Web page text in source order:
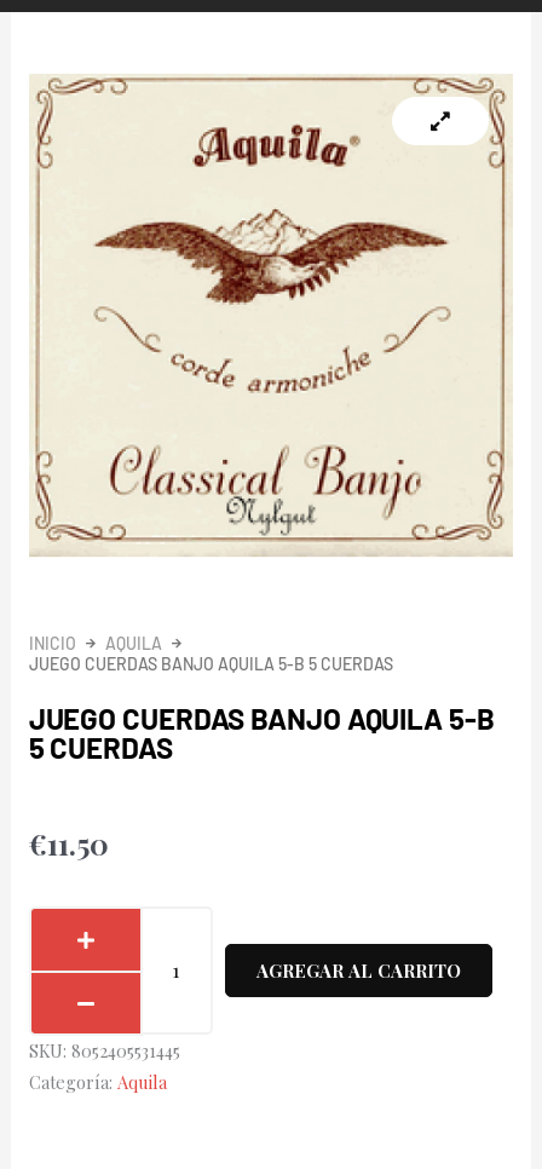
INICIO
AQUILA
JUEGO CUERDAS BANJO AQUILA 5-B 5 CUERDAS
JUEGO CUERDAS BANJO AQUILA 5-B
5 CUERDAS
€11.50
5-
B
AGREGAR AL CARRITO
SKU: 8052405531445
Categoría: Aquila